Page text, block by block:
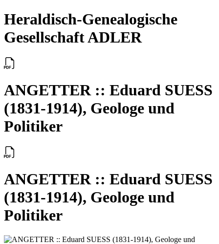
Heraldisch-Genealogische
Gesellschaft ADLER
ANGETTER :: Eduard SUESS
(1831-1914), Geologe und
Politiker
ANGETTER :: Eduard SUESS
(1831-1914), Geologe und
Politiker